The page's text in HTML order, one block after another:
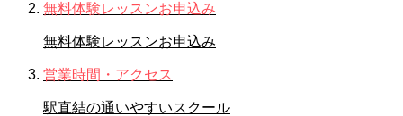
無料体験レッスンお申込み
無料体験レッスンお申込み
営業時間・アクセス
駅直結の通いやすいスクール